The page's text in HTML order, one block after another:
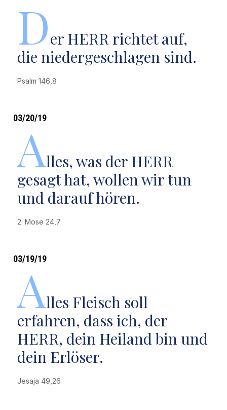
Der HERR richtet auf,
die niedergeschlagen sind.
Psalm 146,8
03/20/19
Alles, was der HERR
gesagt hat, wollen wir tun
und darauf hören.
2. Mose 24,7
03/19/19
Alles Fleisch soll
erfahren, dass ich, der
HERR, dein Heiland bin und
dein Erlöser.
Jesaja 49,26